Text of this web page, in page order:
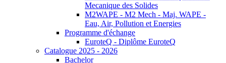
Mecanique des Solides
M2WAPE - M2 Mech - Maj. WAPE -
Eau, Air, Pollution et Energies
Programme d'échange
EuroteQ - Diplôme EuroteQ
Catalogue 2025 - 2026
Bachelor